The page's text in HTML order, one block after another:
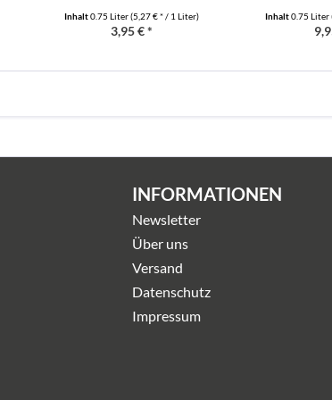
Inhalt0.75 Liter(5,27 € * / 1 Liter)
3,95 € *
Inhalt0.75 Liter
INFORMATIONEN
Newsletter
Über uns
Versand
Datenschutz
Impressum